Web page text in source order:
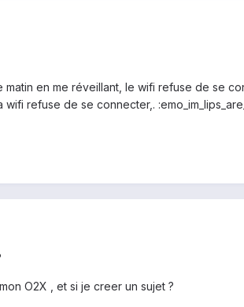
en me réveillant, le wifi refuse de se
refuse de se connecter,.
O2X , et si je creer un sujet ?